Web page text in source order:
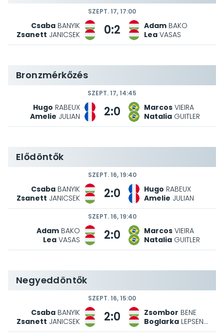
SZEPT. 17, 17:00
Csaba BANYIK
Zsanett JANICSEK 0:2 Adam BAKO
Lea VASAS
Bronzmérkőzés
SZEPT. 17, 14:45
Hugo RABEUX
Amelie JULIAN 2:0 Marcos VIEIRA
Natalia GUITLER
Elődöntők
SZEPT. 16, 19:40
Csaba BANYIK
Zsanett JANICSEK 2:0 Hugo RABEUX
Amelie JULIAN
SZEPT. 16, 19:40
Adam BAKO
Lea VASAS 2:0 Marcos VIEIRA
Natalia GUITLER
Negyeddöntők
SZEPT. 16, 15:00
Csaba BANYIK
Zsanett JANICSEK 2:0 Zsombor BENE
Boglarka LEPSENYI